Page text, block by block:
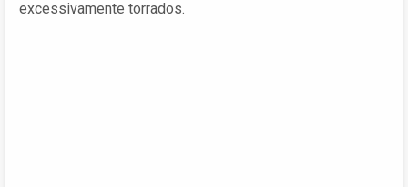
excessivamente torrados.